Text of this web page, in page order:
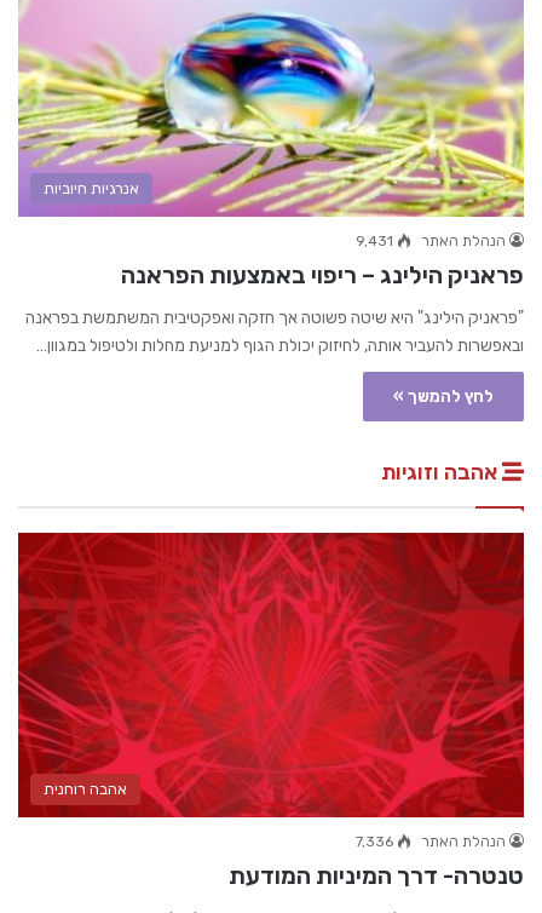
אנרגיות חיוביות
הנהלת האתר 9,431
פראניק הילינג – ריפוי באמצעות הפראנה
"פראניק הילינג" היא שיטה פשוטה אך חזקה ואפקטיבית המשתמשת בפראנה
ובאפשרות להעביר אותה, לחיזוק יכולת הגוף למניעת מחלות ולטיפול במגוון…
לחץ להמשך »
אהבה וזוגיות
אהבה רוחנית
הנהלת האתר 7,336
טנטרה- דרך המיניות המודעת